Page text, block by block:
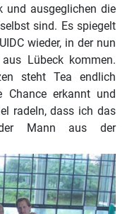
und ausgeglichen die
sind. Es spiegelt
wieder, in der nun
Lübeck kommen.
steht Tea endlich
erkannt und
radeln, dass ich das
Mann aus der